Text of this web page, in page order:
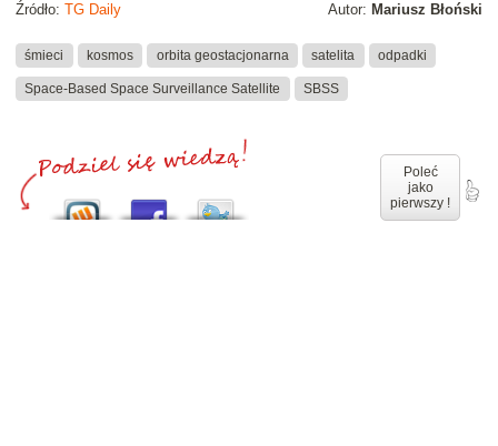
Autor: Mariusz Błoński
Źródło: TG Daily
śmieci kosmos orbita geostacjonarna satelita odpadki
Space-Based Space Surveillance Satellite SBSS
Poleć
jako
pierwszy !